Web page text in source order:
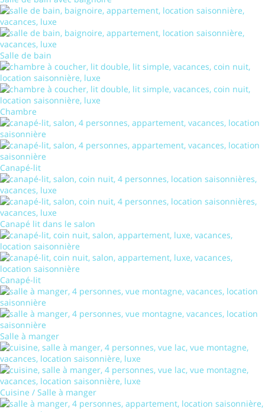
Salle de bain
Chambre
Canapé-lit
Canapé lit dans le salon
Canapé-lit
Salle à manger
Cuisine / Salle à manger